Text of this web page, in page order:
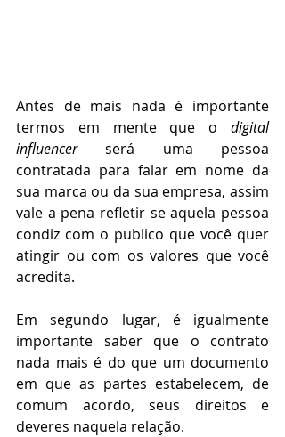
Antes de mais nada é importante
termos em mente que o digital
influencer será uma pessoa
contratada para falar em nome da
sua marca ou da sua empresa, assim
vale a pena refletir se aquela pessoa
condiz com o publico que você quer
atingir ou com os valores que você
acredita.
Em segundo lugar, é igualmente
importante saber que o contrato
nada mais é do que um documento
em que as partes estabelecem, de
comum acordo, seus direitos e
deveres naquela relação.